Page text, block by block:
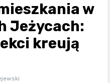
w
Jeżycach:
kreują